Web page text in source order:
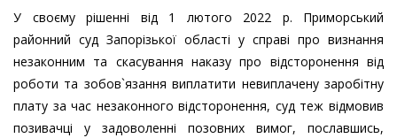
У своєму рішенні від 1 лютого 2022 р. Приморський
районний суд Запорізької області у справі про визнання
незаконним та скасування наказу про відсторонення від
роботи та зобов`язання виплатити невиплачену заробітну
плату за час незаконного відсторонення, суд тежвідмовив
позивачці у задоволенні позовних вимог, пославшись,